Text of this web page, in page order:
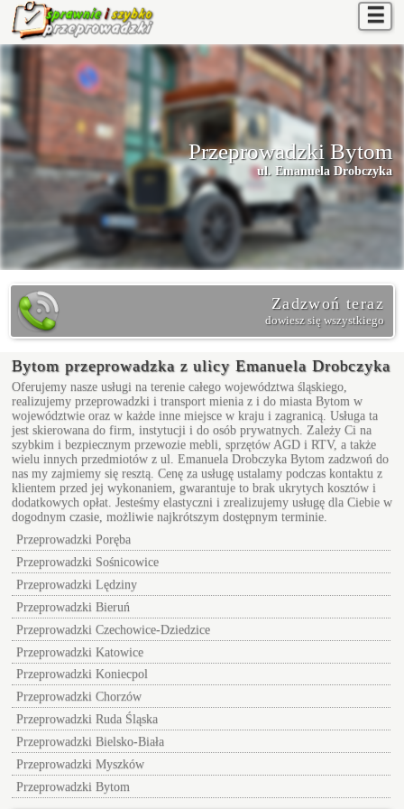
☰
Przeprowadzki Bytom
ul. Emanuela Drobczyka
Zadzwoń teraz
dowiesz się wszystkiego
Bytom przeprowadzka z ulicy Emanuela Drobczyka
Oferujemy nasze usługi na terenie całego województwa śląskiego,
realizujemy przeprowadzki i transport mienia z i do miasta Bytom w
województwie oraz w każde inne miejsce w kraju i zagranicą. Usługa ta
jest skierowana do firm, instytucji i do osób prywatnych. Zależy Ci na
szybkim i bezpiecznym przewozie mebli, sprzętów AGD i RTV, a także
wielu innych przedmiotów z ul. Emanuela Drobczyka Bytomzadzwoń do
nas my zajmiemy się resztą. Cenę za usługę ustalamy podczas kontaktu z
klientem przed jej wykonaniem, gwarantuje to brak ukrytych kosztów i
dodatkowych opłat. Jesteśmy elastyczni i zrealizujemy usługę dla Ciebie w
dogodnym czasie, możliwie najkrótszym dostępnym terminie.
Przeprowadzki Poręba
Przeprowadzki Sośnicowice
Przeprowadzki Lędziny
Przeprowadzki Bieruń
Przeprowadzki Czechowice-Dziedzice
Przeprowadzki Katowice
Przeprowadzki Koniecpol
Przeprowadzki Chorzów
Przeprowadzki Ruda Śląska
Przeprowadzki Bielsko-Biała
Przeprowadzki Myszków
Przeprowadzki Bytom